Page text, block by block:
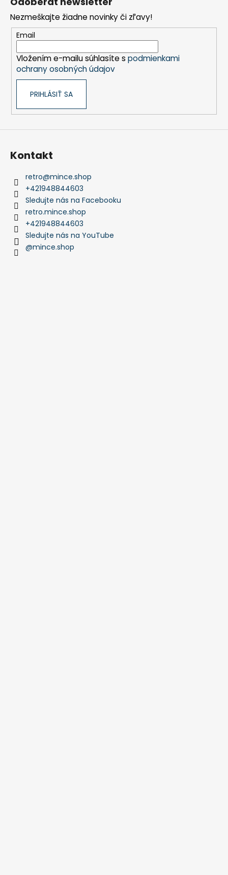
Nezmeškajte žiadne novinky či zľavy!
Email
Vložením e-mailu súhlasíte s podmienkami
ochrany osobných údajov
PRIHLÁSIŤ SA
Kontakt
retro@mince.shop
+421948844603
Sledujte nás na Facebooku
retro.mince.shop
+421948844603
Sledujte nás na YouTube
@mince.shop